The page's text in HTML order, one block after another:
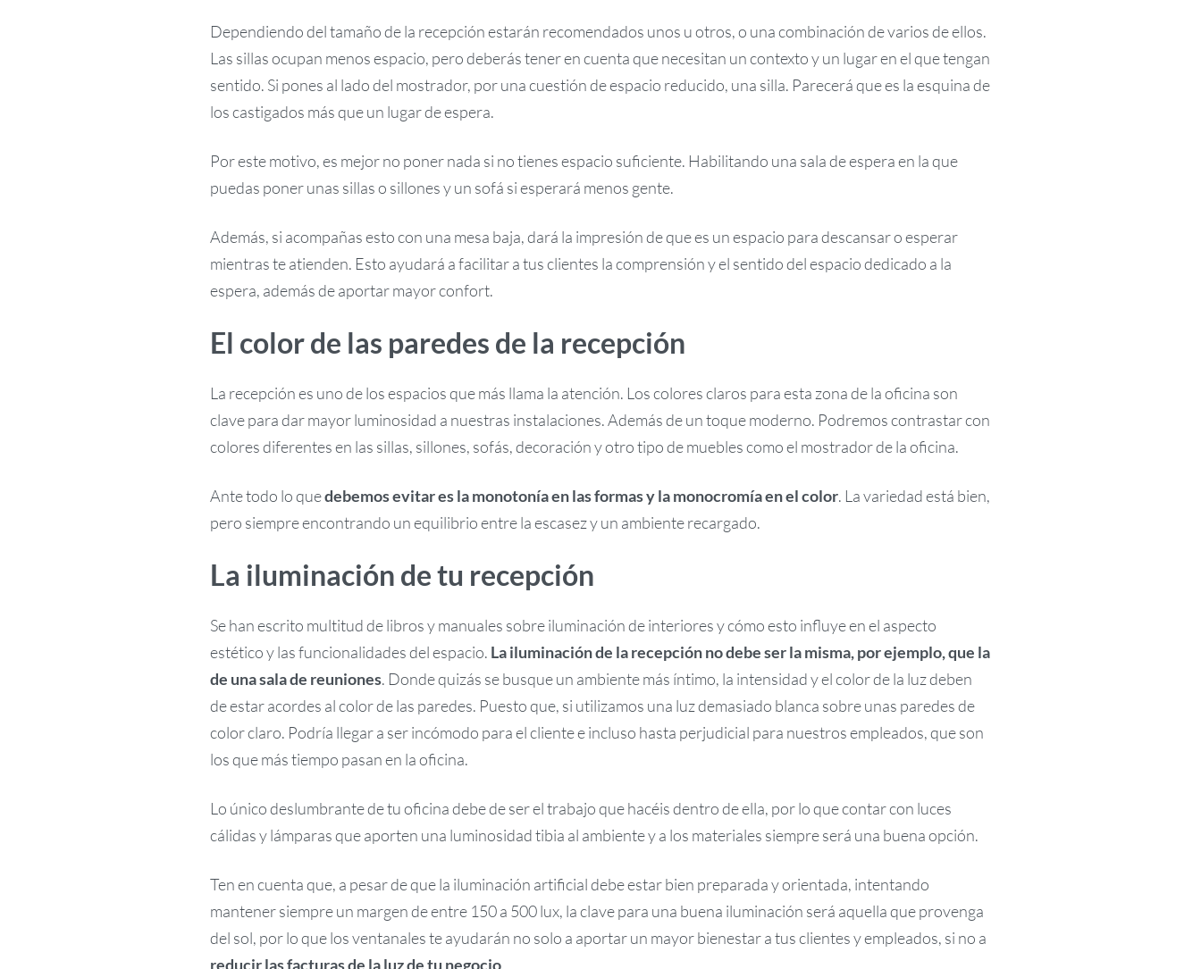
Dependiendo del tamaño de la recepción estarán recomendados unos u otros, o una combinación de varios de ellos.
Las sillas ocupan menos espacio, pero deberás tener en cuenta que necesitan un contexto y un lugar en el que tengan
sentido. Si pones al lado del mostrador, por una cuestión de espacio reducido, una silla. Parecerá que es la esquina de
los castigados más que un lugar de espera.
Por este motivo, es mejor no poner nada si no tienes espacio suficiente. Habilitando una sala de espera en la que
puedas poner unas sillas o sillones y un sofá si esperará menos gente.
Además, si acompañas esto con una mesa baja, dará la impresión de que es un espacio para descansar o esperar
mientras te atienden. Esto ayudará a facilitar a tus clientes la comprensión y el sentido del espacio dedicado a la
espera, además de aportar mayor confort.
El color de las paredes de la recepción
La recepción es uno de los espacios que más llama la atención. Los colores claros para esta zona de la oficina son
clave para dar mayor luminosidad a nuestras instalaciones. Además de un toque moderno. Podremos contrastar con
colores diferentes en las sillas, sillones, sofás, decoración y otro tipo de muebles como el mostrador de la oficina.
Ante todo lo quedebemos evitar es la monotonía en las formas y la monocromía en el color. La variedad está bien,
pero siempre encontrando un equilibrio entre la escasez y un ambiente recargado.
La iluminación de tu recepción
Se han escrito multitud de libros y manuales sobre iluminación de interiores y cómo esto influye en el aspecto
estético y las funcionalidades del espacio. La iluminación de la recepción no debe ser la misma, por ejemplo, que la
de una sala de reuniones. Donde quizás se busque un ambiente más íntimo, la intensidad y el color de la luz deben
de estar acordes al color de las paredes. Puesto que, si utilizamos una luz demasiado blanca sobre unas paredes de
color claro. Podría llegar a ser incómodo para el cliente e incluso hasta perjudicial para nuestros empleados, que son
los que más tiempo pasan en la oficina.
Lo único deslumbrante de tu oficina debe de ser el trabajo que hacéis dentro de ella, por lo que contar con luces
cálidas y lámparas que aporten una luminosidad tibia al ambiente y a los materiales siempre será una buena opción.
Ten en cuenta que, a pesar de que la iluminación artificial debe estar bien preparada y orientada, intentando
mantener siempre un margen de entre 150 a 500 lux, la clave para una buena iluminación será aquella que provenga
del sol, por lo que los ventanales te ayudarán no solo a aportar un mayor bienestar a tus clientes y empleados, si no a
reducir las facturas de la luz de tu negocio.